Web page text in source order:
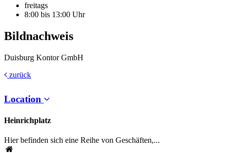
freitags
8:00 bis 13:00 Uhr
Bildnachweis
Duisburg Kontor GmbH
zurück
Location
Heinrichplatz
Hier befinden sich eine Reihe von Geschäften,...